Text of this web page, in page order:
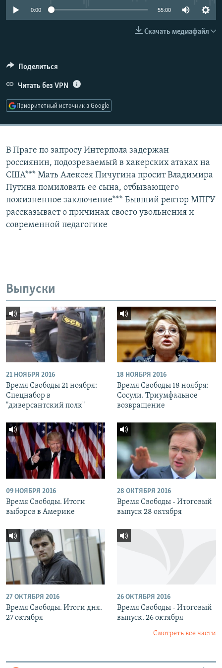
РАСПИСАНИЕ ВЕЩАНИЯ
0:00 55:00
Скачать медиафайл
Поделиться
Читать без VPN
Приоритетный источник в Google
В Праге по запросу Интерпола задержан
россиянин, подозреваемый в хакерских атаках на
США*** Мать Алексея Пичугина просит Владимира
Путина помиловать ее сына, отбывающего
пожизненное заключение*** Бывший ректор МПГУ
рассказывает о причинах своего увольнения и
современной педагогике
Выпуски
21 НОЯБРЯ 2016
Время Свободы 21 ноября:
Спецнабор в
"диверсантский полк"
18 НОЯБРЯ 2016
Время Свободы 18 ноября:
Сосули. Триумфальное
возвращение
09 НОЯБРЯ 2016
Время Свободы. Итоги
выборов в Америке
28 ОКТЯБРЯ 2016
Время Свободы - Итоговый
выпуск 28 октября
27 ОКТЯБРЯ 2016
Время Свободы. Итоги дня.
27 октября
26 ОКТЯБРЯ 2016
Время Свободы - Итоговый
выпуск. 26 октября
Смотреть все части